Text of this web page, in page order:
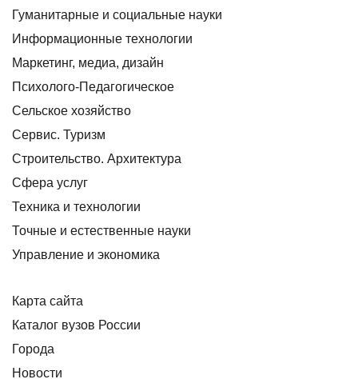
Гуманитарные и социальные науки
Информационные технологии
Маркетинг, медиа, дизайн
Психолого-Педагогическое
Сельское хозяйство
Сервис. Туризм
Строительство. Архитектура
Сфера услуг
Техника и технологии
Точные и естественные науки
Управление и экономика
Карта сайта
Каталог вузов России
Города
Новости